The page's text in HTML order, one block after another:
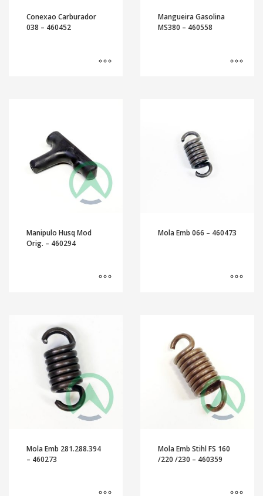
Conexao Carburador
038 – 460452
Mangueira Gasolina
MS380 – 460558
Manipulo Husq Mod
Orig. – 460294
Mola Emb 066 – 460473
Mola Emb 281.288.394
– 460273
Mola Emb Stihl FS 160
/220 /230 – 460359